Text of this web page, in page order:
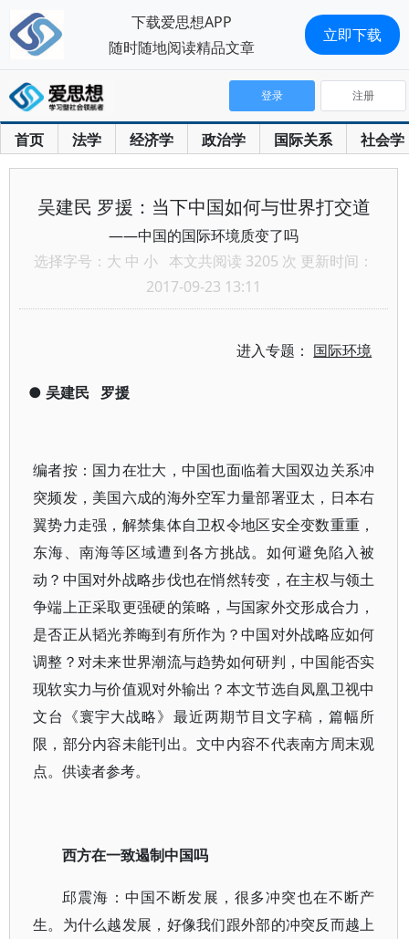
首页 法学 经济学 政治学 国际关系 社会学
登录 注册
吴建民 罗援：当下中国如何与世界打交道
——中国的国际环境质变了吗
选择字号： 大 中 小 本文共阅读 3205 次 更新时间：
2017-09-23 13:11
进入专题： 国际环境
● 吴建民 罗援
编者按：国力在壮大，中国也面临着大国双边关系冲
突频发，美国六成的海外空军力量部署亚太，日本右
翼势力走强，解禁集体自卫权令地区安全变数重重，
东海、南海等区域遭到各方挑战。如何避免陷入被
动？中国对外战略步伐也在悄然转变，在主权与领土
争端上正采取更强硬的策略，与国家外交形成合力，
是否正从韬光养晦到有所作为？中国对外战略应如何
调整？对未来世界潮流与趋势如何研判，中国能否实
现软实力与价值观对外输出？本文节选自凤凰卫视中
文台《寰宇大战略》最近两期节目文字稿，篇幅所
限，部分内容未能刊出。文中内容不代表南方周末观
点。供读者参考。
西方在一致遏制中国吗
邱震海：中国不断发展，很多冲突也在不断产
生。为什么越发展，好像我们跟外部的冲突反而越上
下载爱思想APP
随时随地阅读精品文章
立即下载